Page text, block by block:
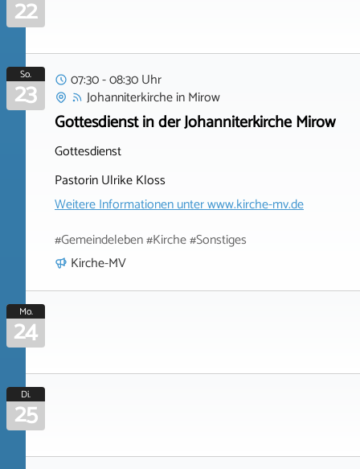
22
So.
23
07:30 - 08:30 Uhr
JohanniterkircheinMirow
Gottesdienst in der Johanniterkirche Mirow
Gottesdienst
Pastorin Ulrike Kloss
Weitere Informationen unterwww.kirche-mv.de
#Gemeindeleben #Kirche #Sonstiges
Kirche-MV
Mo.
24
Di.
25